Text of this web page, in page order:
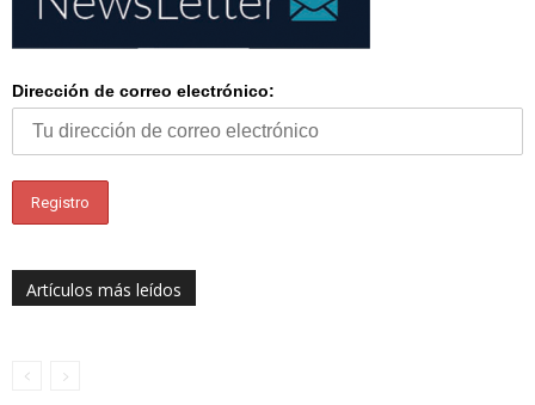
Dirección de correo electrónico:
Artículos más leídos